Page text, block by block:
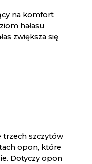
na komfort
hałasu
zwiększa się
trzech szczytów
opon, które
Dotyczy opon